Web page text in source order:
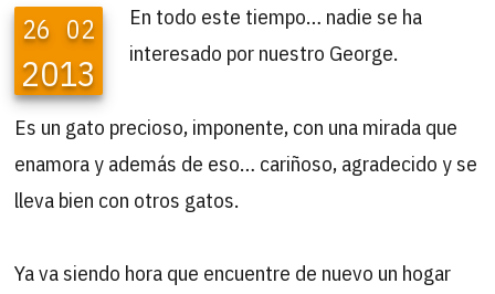
26 02
2013
En todo este tiempo… nadie se ha
interesado por nuestro George.
Es un gato precioso, imponente, con una mirada que
enamora y además de eso… cariñoso, agradecido y se
lleva bien con otros gatos.
Ya va siendo hora que encuentre de nuevo un hogar